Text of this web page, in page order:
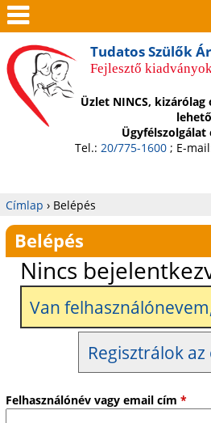
Jump to
Tudatos Szülők
Fejlesztő
Üzlet NINCS,
Ügyfélszolgálat
Tel.: 20/775-1600; E-
Jelenlegi
hely
Címlap › Belépés
Belépés
Nincs
Van
Regisztrálok
Felhasználónév vagy email cím *
Men
ü